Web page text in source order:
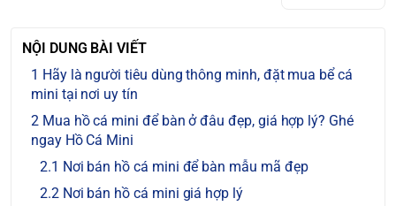
NỘI DUNG BÀI VIẾT
Hãy là người tiêu dùng thông minh, đặt mua bể cá
mini tại nơi uy tín
Mua hồ cá mini để bàn ở đâu đẹp, giá hợp lý? Ghé
ngay Hồ Cá Mini
Nơi bán hồ cá mini để bàn mẫu mã đẹp
Nơi bán hồ cá mini giá hợp lý